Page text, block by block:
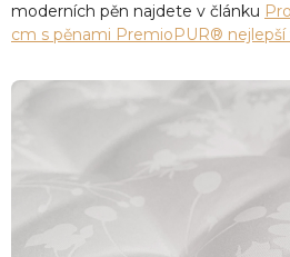
moderních pěn najdete v článku
cm s pěnami PremioPUR® nejlepší